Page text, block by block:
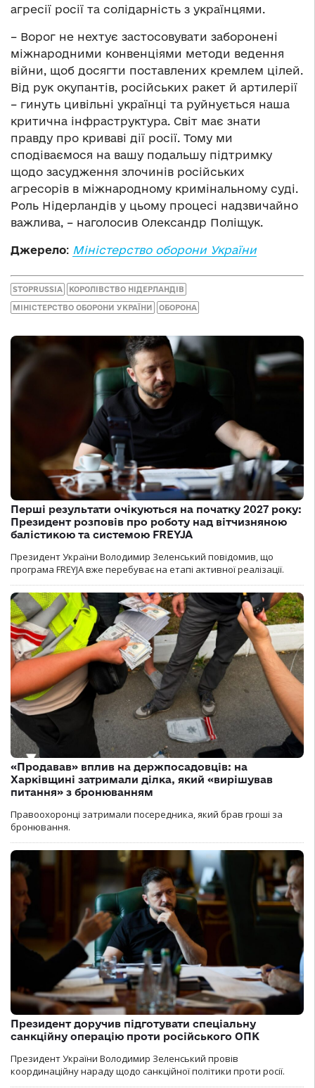
агресії росії та солідарність з українцями.
– Ворог не нехтує застосовувати заборонені
міжнародними конвенціями методи ведення
війни, щоб досягти поставлених кремлем цілей.
Від рук окупантів, російських ракет й артилерії
– гинуть цивільні українці та руйнується наша
критична інфраструктура. Світ має знати
правду про криваві дії росії. Тому ми
сподіваємося на вашу подальшу підтримку
щодо засудження злочинів російських
агресорів в міжнародному кримінальному суді.
Роль Нідерландів у цьому процесі надзвичайно
важлива, – наголосив Олександр Поліщук.
Джерело: Міністерство оборони України
STOPRUSSIA КОРОЛІВСТВО НІДЕРЛАНДІВ
МІНІСТЕРСТВО ОБОРОНИ УКРАЇНИ ОБОРОНА
Перші результати очікуються на початку 2027 року:
Президент розповів про роботу над вітчизняною
балістикою та системою FREYJA
Президент України Володимир Зеленський повідомив, що
програма FREYJA вже перебуває на етапі активної реалізації.
«Продавав» вплив на держпосадовців: на
Харківщині затримали ділка, який «вирішував
питання» з бронюванням
Правоохоронці затримали посередника, який брав гроші за
бронювання.
Президент доручив підготувати спеціальну
санкційну операцію проти російського ОПК
Президент України Володимир Зеленський провів
координаційну нараду щодо санкційної політики проти росії.